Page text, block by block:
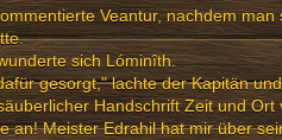
Veantur, nachdem man
sich Lóminîth.
gesorgt," lachte der Kapitän
Handschrift Zeit und Ort
an! Meister Edrahil hat mir über